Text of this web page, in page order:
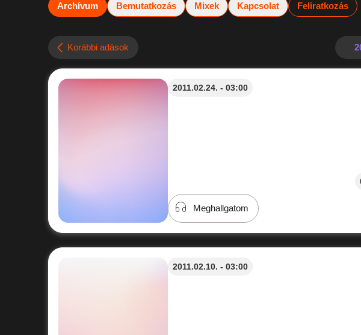
Archívum Bemutatkozás Mixek Kapcsolat Feliratkozás
Korábbi adások
2011.02.24. - 03:00
Meghallgatom
2011.02.10. - 03:00